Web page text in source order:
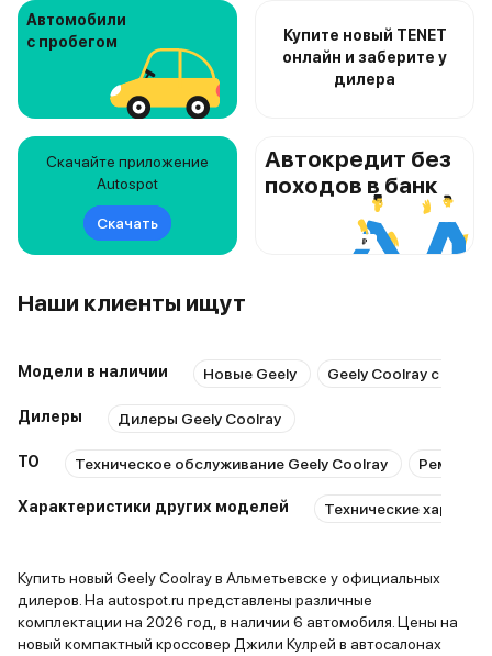
Автомобили
с пробегом
Купите новый TENET
онлайн и заберите у
дилера
Скачайте приложение
Autospot
Скачать
Автокредит без
походов в банк
Наши клиенты ищут
Модели в наличии Новые Geely Geely Coolray с
Дилеры Дилеры Geely Coolray
ТО Техническое обслуживание Geely Coolray Ремонт
Характеристики других моделей Технические
Купить новый Geely Coolray в Альметьевске у официальных
дилеров. На autospot.ru представлены различные
комплектации на 2026 год, в наличии 6 автомобиля. Цены на
новый компактный кроссовер Джили Кулрей в автосалонах